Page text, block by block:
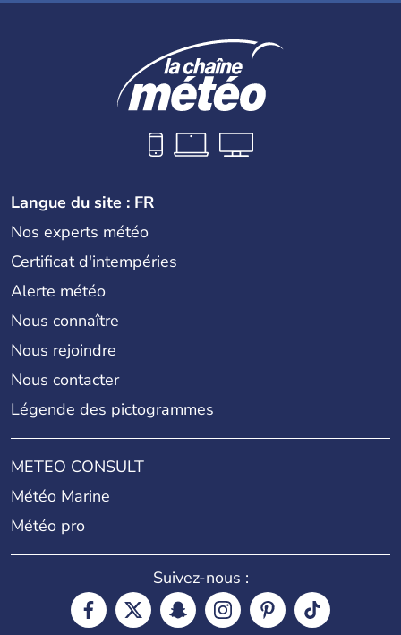
Langue du site : FR
Nos experts météo
Certificat d'intempéries
Alerte météo
Nous connaître
Nous rejoindre
Nous contacter
Légende des pictogrammes
METEO CONSULT
Météo Marine
Météo pro
Suivez-nous :